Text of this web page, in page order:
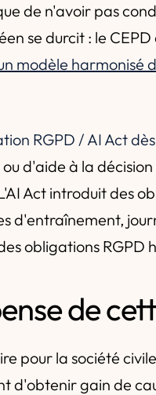
de n'avoir pas
se durcit : le
modèle harmonisé
RGPD / AI Act
d'aide à la
Act introduit des
d'entraînement,
obligations RGPD
de
pour la société
d'obtenir gain de